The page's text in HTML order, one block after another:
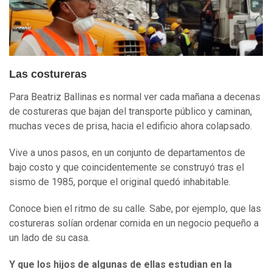
Las costureras
Para Beatriz Ballinas es normal ver cada mañana a decenas
de costureras que bajan del transporte público y caminan,
muchas veces de prisa, hacia el edificio ahora colapsado.
Vive a unos pasos, en un conjunto de departamentos de
bajo costo y que coincidentemente se construyó tras el
sismo de 1985, porque el original quedó inhabitable.
Conoce bien el ritmo de su calle. Sabe, por ejemplo, que las
costureras solían ordenar comida en un negocio pequeño a
un lado de su casa.
Y que los hijos de algunas de ellas estudian en la